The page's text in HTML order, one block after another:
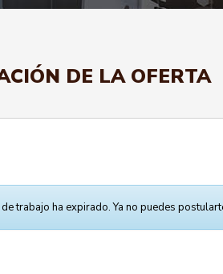
DE LA OFERTA
trabajo ha expirado. Ya no puedes